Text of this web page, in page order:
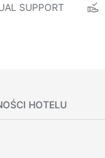
SUPPORT
HOTELU